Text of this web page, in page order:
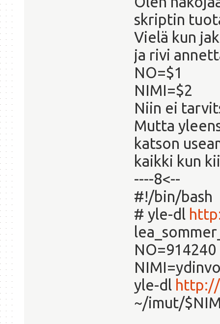
skriptin
Vielä kun
ja rivi
NO=$1
NIMI=$2
Niin ei
Mutta
katson
kaikki kun
----8<--
#!/bin/bash
# yle-dl
NO=914240
yle-dl
~/imut/